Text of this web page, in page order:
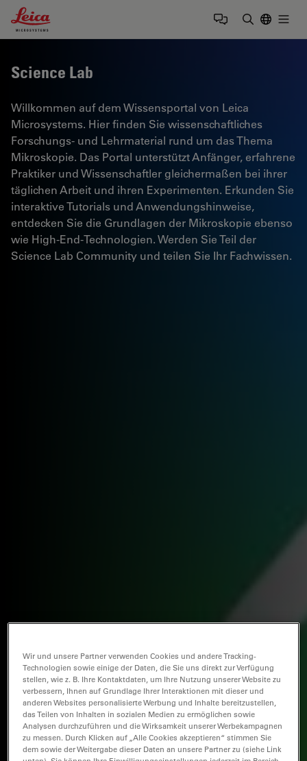
Leica Microsystems Logo
Science Lab
Willkommen auf dem Wissensportal von Leica
Microsystems. Hier finden Sie wissenschaftliches
Forschungs- und Lehrmaterial rund um das Thema
Mikroskopie. Das Portal unterstützt Anfänger, erfahrene
Praktiker und Wissenschaftler gleichermaßen bei ihrer
täglichen Arbeit und ihren Experimenten. Erkunden Sie
interaktive Tutorials und Anwendungshinweise,
entdecken Sie die Grundlagen der Mikroskopie ebenso
wie High-End-Technologien. Werden Sie Teil der
Science Lab Community und teilen Sie Ihr Fachwissen.
Wir und unsere Partner verwenden Cookies und andere Tracking-
Technologien sowie einige der Daten, die Sie uns direkt zur Verfügung
stellen, wie z. B. Ihre Kontaktdaten, um Ihre Nutzung unserer Website zu
verbessern, Ihnen auf Grundlage Ihrer Interaktionen mit dieser und
anderen Websites personalisierte Werbung und Inhalte bereitzustellen,
das Teilen von Inhalten in sozialen Medien zu ermöglichen sowie
Analysen durchzuführen und die Wirksamkeit unserer Werbekampagnen
zu messen. Durch Klicken auf „Alle Cookies akzeptieren“ stimmen Sie
dem sowie der Weitergabe dieser Daten an unsere Partner zu (siehe Link